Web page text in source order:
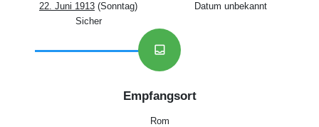
22. Juni 1913 (Sonntag)
Sicher
Datum unbekannt
inbox
Empfangsort
Rom